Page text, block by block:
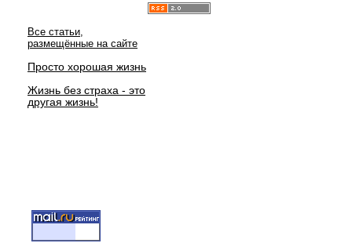
Все статьи,
размещённые на сайте
Просто хорошая жизнь
Жизнь без страха - это
другая жизнь!